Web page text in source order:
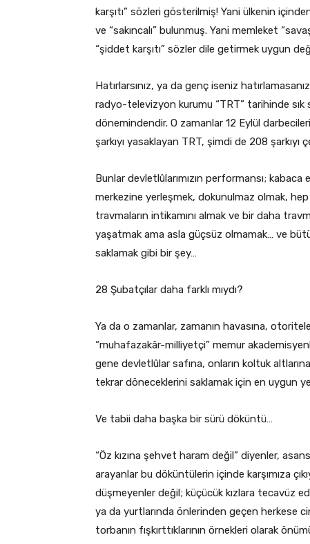
karşıtı” sözleri gösterilmiş! Yani ülkenin
ve “sakıncalı” bulunmuş. Yani memleket
“şiddet karşıtı” sözler dile getirmek uygun
Hatırlarsınız, ya da genç iseniz
radyo-televizyon kurumu “TRT” tarihinde sık
dönemindendir. O zamanlar 12 Eylül
şarkıyı yasaklayan TRT, şimdi de 208 şarkıyı
Bunlar devletlûlarımızın performansı;
merkezine yerleşmek, dokunulmaz olmak,
travmaların intikamını almak ve bir daha
yaşatmak ama asla güçsüz olmamak… ve
saklamak gibi bir şey…
28 Şubatçılar daha farklı mıydı?
Ya da o zamanlar, zamanın havasına,
“muhafazakâr-milliyetçi” memur
gene devletlûlar safına, onların koltuk altlarına
tekrar döneceklerini saklamak için en uygun
Ve tabii daha başka bir sürü döküntü…
“Öz kızına şehvet haram değil” diyenler,
arayanlar bu döküntülerin içinde karşımıza
düşmeyenler değil; küçücük kızlara tecavüz
ya da yurtlarında önlerinden geçen herkese
torbanın fışkırttıklarının örnekleri olarak